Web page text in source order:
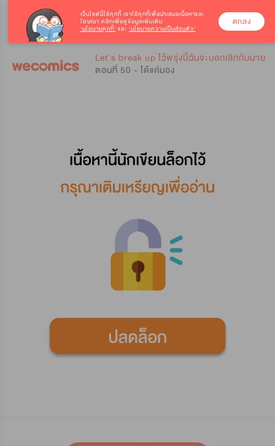
Let's break up ไว้พรุ่งนี้ฉันจะบอกเลิกกับนาย
ตอนที่ 50 - ได้แค่มอง
เว็บไซต์นี้ใช้คุกกี้ เราใช้คุกกี้เพื่อนำเสนอเนื้อหาและ
โฆษณา คลิกเพื่อดูข้อมูลเพิ่มเติม
‘นโยบายคุกกี้’ และ ‘นโยบายความเป็นส่วนตัว’
ตกลง